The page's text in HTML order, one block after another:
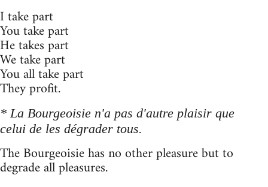
I take part
You take part
He takes part
We take part
You all take part
They profit.
* La Bourgeoisie n'a pas d'autre plaisir que
celui de les dégrader tous.
The Bourgeoisie has no other pleasure but to
degrade all pleasures.